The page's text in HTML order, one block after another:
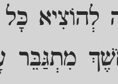
לְהוֹצִיא
מִתְגַּבֵּר